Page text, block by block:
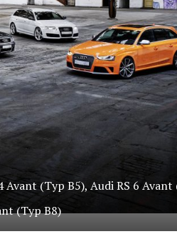
(Typ B5), Audi RS 6
(Typ B8)